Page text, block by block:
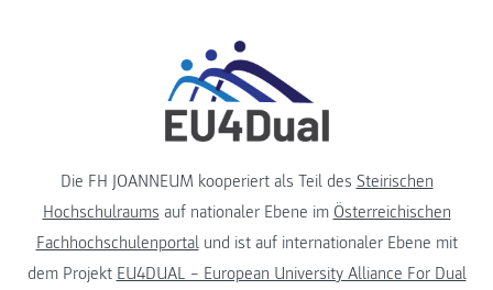
Die FH JOANNEUM kooperiert als Teil des Steirischen
Hochschulraums auf nationaler Ebene im Österreichischen
Fachhochschulenportalund ist auf internationaler Ebene mit
dem Projekt EU4DUAL – European University Alliance For Dual